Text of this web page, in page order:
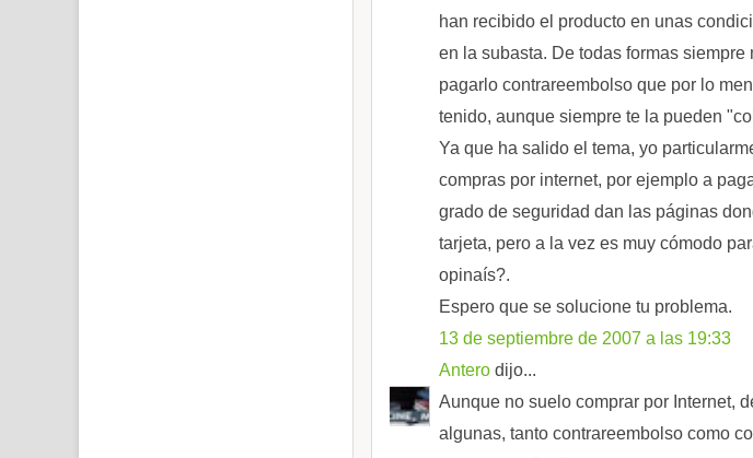
han recibido el producto en unas
en la subasta. De todas formas
pagarlo contrareembolso que por lo
tenido, aunque siempre te la pueden
Ya que ha salido el tema, yo
compras por internet, por ejemplo a
grado de seguridad dan las páginas
tarjeta, pero a la vez es muy cómodo
opinaís?.
Espero que se solucione tu problema.
13 de septiembre de 2007 a las 19:33
Antero dijo...
Aunque no suelo comprar por Internet,
algunas, tanto contrareembolso como